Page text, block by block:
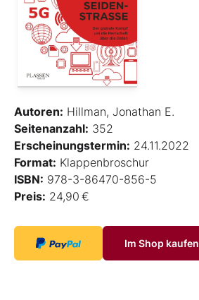
Autoren: Hillman, Jonathan E.
Seitenanzahl: 352
Erscheinungstermin: 24.11.2022
Format: Klappenbroschur
ISBN: 978-3-86470-856-5
Preis: 24,90 €
Im Shop kaufen